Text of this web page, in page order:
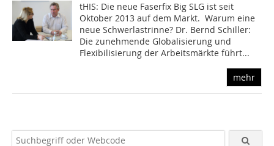
tHIS: Die neue Faserfix Big SLG ist seit
Oktober 2013 auf dem Markt. Warum eine
neue Schwerlastrinne? Dr. Bernd Schiller:
Die zunehmende Globalisierung und
Flexibilisierung der Arbeitsmärkte führt...
mehr